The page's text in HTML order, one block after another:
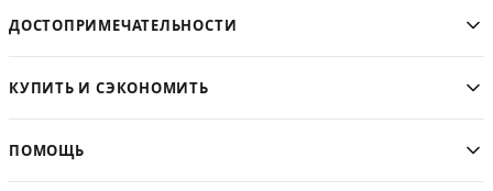
ДОСТОПРИМЕЧАТЕЛЬНОСТИ
КУПИТЬ И СЭКОНОМИТЬ
ПОМОЩЬ